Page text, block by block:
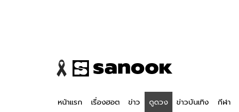
หน้าแรก เรื่องฮอต ข่าว ดูดวง ข่าวบันเทิง กีฬา